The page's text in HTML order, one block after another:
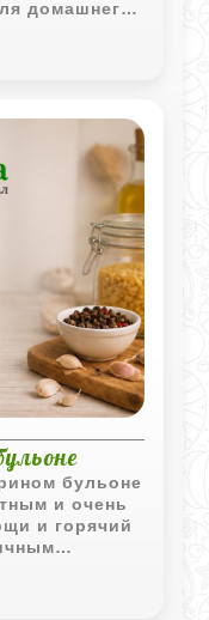
домашнего
ужина.
бульоне
и очень
и горячий